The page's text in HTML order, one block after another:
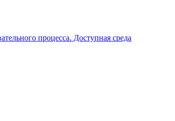
процесса. Доступная среда